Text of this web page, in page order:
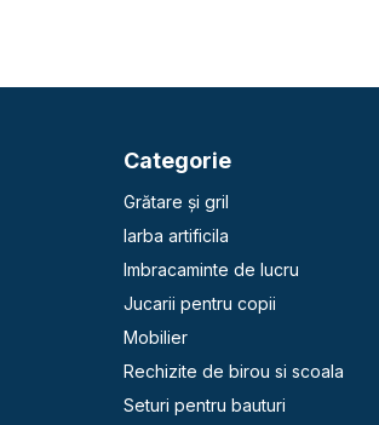
Categorie
Grătare și gril
Iarba artificila
Imbracaminte de lucru
Jucarii pentru copii
Mobilier
Rechizite de birou si scoala
Seturi pentru bauturi